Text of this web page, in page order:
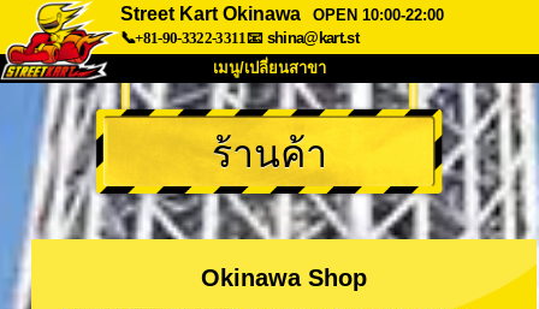
Street Kart Okinawa
OPEN 10:00-22:00
📞+81-90-3322-3311📧 shina@kart.st
เมนู/เปลี่ยนสาขา
หน้าแรก
เกี่ยวกับ สเปค ราคา
การเข้าถึง เสียงจากผู้ใช้ คำถามที่พบบ่อย
บริษัท การจอง
เปลี่ยนสาขา
ร้านค้า
Okinawa Shop